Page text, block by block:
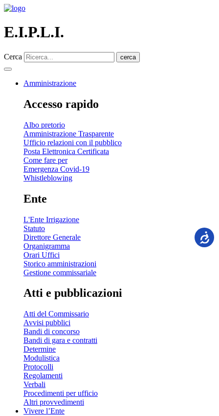
E.I.P.L.I.
Cerca cerca
Amministrazione
Accesso rapido
Albo pretorio
Amministrazione Trasparente
Ufficio relazioni con il pubblico
Posta Elettronica Certificata
Come fare per
Emergenza Covid-19
Whistleblowing
Ente
L'Ente Irrigazione
Statuto
Direttore Generale
Organigramma
Orari Uffici
Storico amministrazioni
Gestione commissariale
Atti e pubblicazioni
Atti del Commissario
Avvisi pubblici
Bandi di concorso
Bandi di gara e contratti
Determine
Modulistica
Protocolli
Regolamenti
Verbali
Procedimenti per ufficio
Altri provvedimenti
Vivere l’Ente